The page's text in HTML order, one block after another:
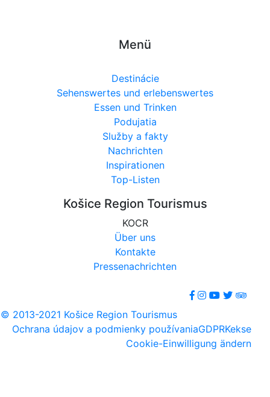
Menü
Destinácie
Sehenswertes und erlebenswertes
Essen und Trinken
Podujatia
Služby a fakty
Nachrichten
Inspirationen
Top-Listen
Košice Region Tourismus
KOCR
Über uns
Kontakte
Pressenachrichten
© 2013-2021 Košice Region Tourismus
Ochrana údajov a podmienky používaniaGDPRKekse
Cookie-Einwilligung ändern